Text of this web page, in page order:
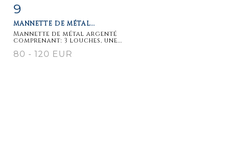
9
MANNETTE DE MÉTAL...
Mannette de métal argenté
comprenant: 3 louches, une...
80 - 120 EUR